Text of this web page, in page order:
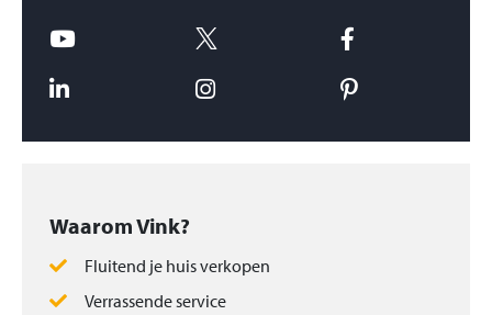
Waarom Vink?
Fluitend je huis verkopen
Verrassende service